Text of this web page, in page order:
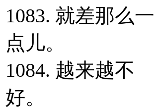
1083. 就差那么一
点儿。
1084. 越来越不
好。